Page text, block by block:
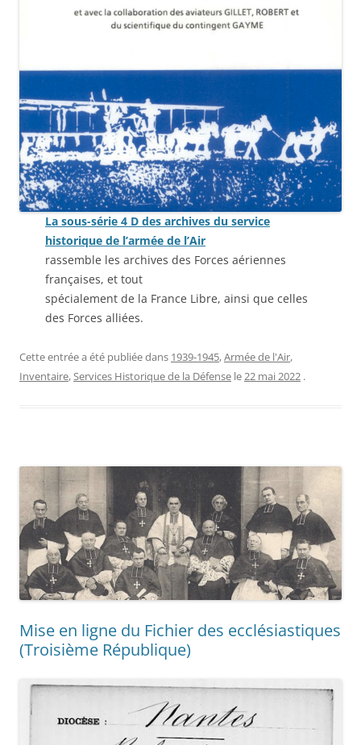
La sous-série 4 D des archives du service
historique de l’armée de l’Air
rassemble les archives des Forces aériennes
françaises, et tout
spécialement de la France Libre, ainsi que celles
des Forces alliées.
Cette entrée a été publiée dans 1939-1945,Armée de l'Air,
Inventaire,Services Historique de la Défense le22 mai 2022 .
Mise en ligne du Fichier des ecclésiastiques
(Troisième République)